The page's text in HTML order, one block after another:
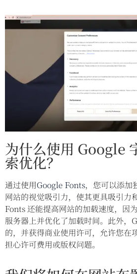
为什么使用 Google
索优化？
通过使用Google Fonts，您可以添加
网站的视觉吸引力，使其更具吸引力
Fonts 还能提高网站的加载速度，因
服务器上并优化了加载时间。此外，
的，并获得商业使用许可，允许您在
担心许可费用或版权问题。